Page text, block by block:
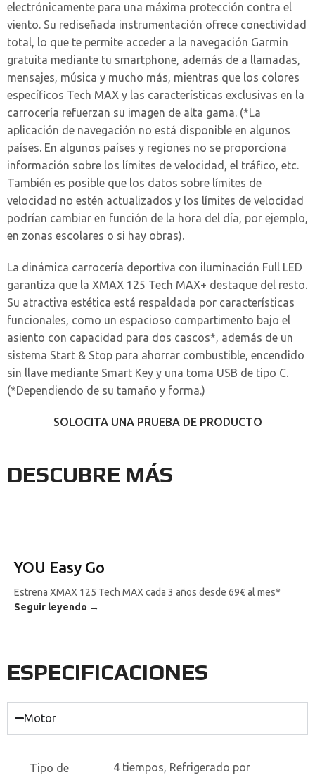
electrónicamente para una máxima protección contra el
viento. Su rediseñada instrumentación ofrece conectividad
total, lo que te permite acceder a la navegación Garmin
gratuita mediante tu smartphone, además de a llamadas,
mensajes, música y mucho más, mientras que los colores
específicos Tech MAX y las características exclusivas en la
carrocería refuerzan su imagen de alta gama. (*La
aplicación de navegación no está disponible en algunos
países. En algunos países y regiones no se proporciona
información sobre los límites de velocidad, el tráfico, etc.
También es posible que los datos sobre límites de
velocidad no estén actualizados y los límites de velocidad
podrían cambiar en función de la hora del día, por ejemplo,
en zonas escolares o si hay obras).
La dinámica carrocería deportiva con iluminación Full LED
garantiza que la XMAX 125 Tech MAX+ destaque del resto.
Su atractiva estética está respaldada por características
funcionales, como un espacioso compartimento bajo el
asiento con capacidad para dos cascos*, además de un
sistema Start & Stop para ahorrar combustible, encendido
sin llave mediante Smart Key y una toma USB de tipo C.
(*Dependiendo de su tamaño y forma.)
SOLOCITA UNA PRUEBA DE PRODUCTO
DESCUBRE MÁS
YOU Easy Go
Estrena XMAX 125 Tech MAX cada 3 años desde 69€ al mes*
Seguir leyendo →
ESPECIFICACIONES
Motor
Tipo de 4 tiempos, Refrigerado por